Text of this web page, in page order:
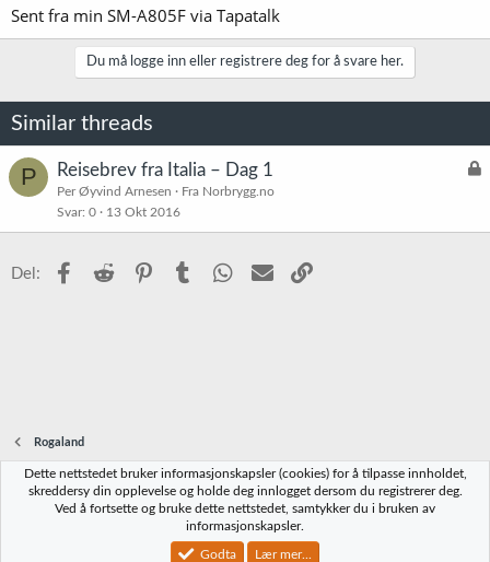
Sent fra min SM-A805F via Tapatalk
Du må logge inn eller registrere deg for å svare her.
Similar threads
P
L
t
Reisebrev fra Italia – Dag 1
Per Øyvind Arnesen
Fra Norbrygg.no
Svar 0 13 Okt 2016
Del: Facebook
Reddit PinterestTumblr WhatsApp
E-post
Rogaland
Norbrygg-default
Vilkår og regler Personvernregler
®
Dette nettstedet bruker informasjonskapsler (cookies) for å tilpasse innholdet,
skreddersy din opplevelse og holde deg innlogget dersom du registrerer deg.
Ved å fortsette og bruke dette nettstedet, samtykker du i bruken av
informasjonskapsler.
Godta Lær mer...